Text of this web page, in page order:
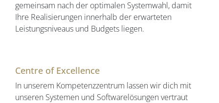
gemeinsam nach der optimalen Systemwahl, damit
Ihre Realisierungen innerhalb der erwarteten
Leistungsniveaus und Budgets liegen.
Centre of Excellence
In unserem Kompetenzzentrum lassen wir dich mit
unseren Systemen und Softwarelösungen vertraut